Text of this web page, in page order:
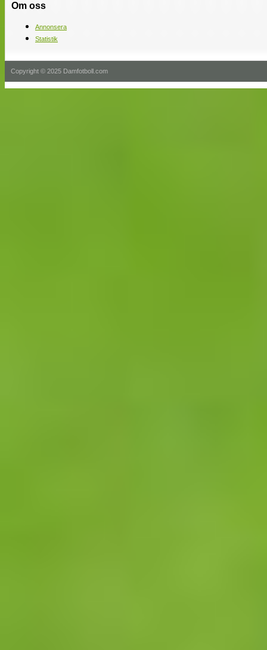
Om oss
Annonsera
Statistik
Copyright © 2025 Damfotboll.com